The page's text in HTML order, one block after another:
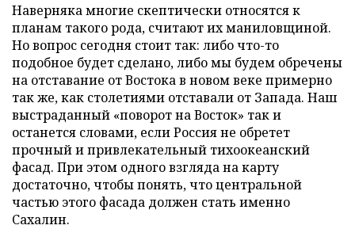
Наверняка многие скептически относятся к
планам такого рода, считают их маниловщиной.
Но вопрос сегодня стоит так: либо что-то
подобное будет сделано, либо мы будем обречены
на отставание от Востока в новом веке примерно
так же, как столетиями отставали от Запада. Наш
выстраданный «поворот на Восток» так и
останется словами, если Россия не обретет
прочный и привлекательный тихоокеанский
фасад. При этом одного взгляда на карту
достаточно, чтобы понять, что центральной
частью этого фасада должен стать именно
Сахалин.